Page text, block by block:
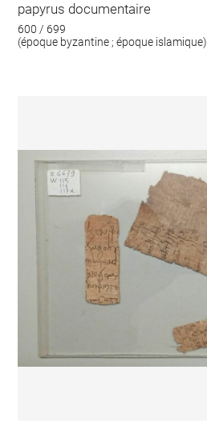
papyrus documentaire
600 / 699
(époque byzantine ; époque islamique)